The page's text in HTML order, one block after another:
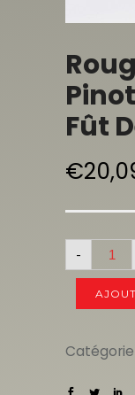
Fût
€
-
Catégorie